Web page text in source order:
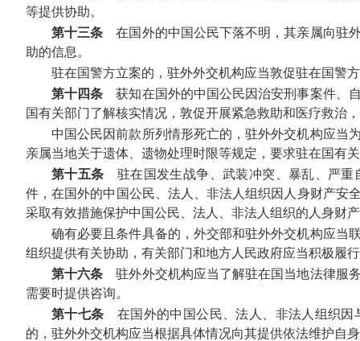
等提供协助。
第十三条 在国外的中国公民下落不明，其亲属向驻
助的信息。
驻在国警方立案的，驻外外交机构应当敦促驻在国警
第十四条 获知在国外的中国公民因治安刑事案件、
国有关部门了解核实情况，敦促开展紧急救助和医疗救治
中国公民因前款所列情形死亡的，驻外外交机构应当
亲属当地关于遗体、遗物处理时限等规定，要求驻在国有
第十五条 驻在国发生战争、武装冲突、暴乱、严重
件，在国外的中国公民、法人、非法人组织因人身财产安
采取有效措施保护中国公民、法人、非法人组织的人身财
确有必要且条件具备的，外交部和驻外外交机构应当
组织提供有关协助，有关部门和地方人民政府应当积极履
第十六条 驻外外交机构应当了解驻在国当地法律服
需要时提供咨询。
第十七条 在国外的中国公民、法人、非法人组织因
的，驻外外交机构应当根据具体情况向其提供依法维护自